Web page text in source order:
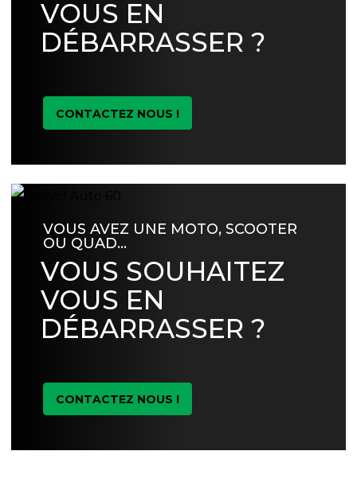
VOUS EN
DÉBARRASSER ?
CONTACTEZ NOUS !
VOUS AVEZ UNE MOTO, SCOOTER
OU QUAD…
VOUS SOUHAITEZ
VOUS EN
DÉBARRASSER ?
CONTACTEZ NOUS !